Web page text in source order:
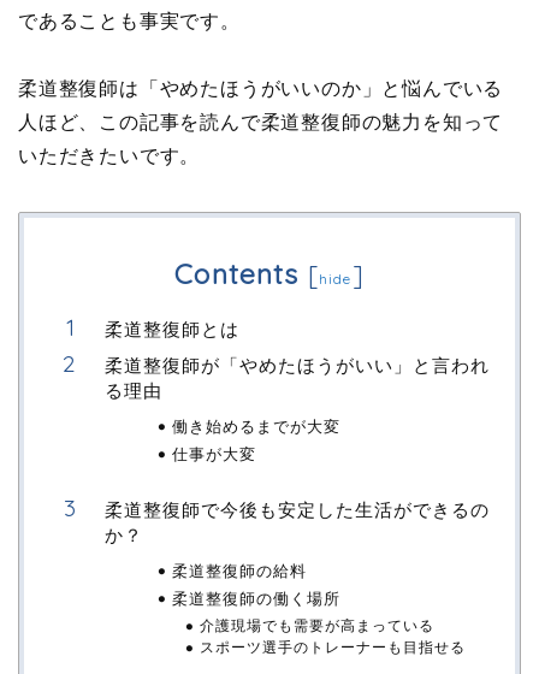
であることも事実です。
柔道整復師は「やめたほうがいいのか」と悩んでいる
人ほど、この記事を読んで柔道整復師の魅力を知って
いただきたいです。
Contents [hide ]
柔道整復師とは
柔道整復師が「やめたほうがいい」と言われ
る理由
働き始めるまでが大変
仕事が大変
柔道整復師で今後も安定した生活ができるの
か？
柔道整復師の給料
柔道整復師の働く場所
介護現場でも需要が高まっている
スポーツ選手のトレーナーも目指せる